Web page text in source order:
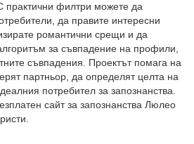
практични филтри можете да
да правите интересни
романтични срещи и да
за съвпадение на профили,
съвпадения. Проектът помага на
партньор, да определят целта на
потребител за запознанства.
сайт за запознанства Люлео